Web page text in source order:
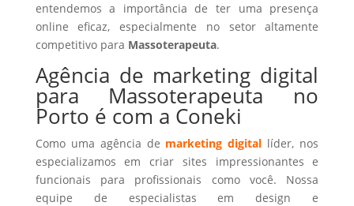
entendemos a importância de ter uma presença
online eficaz, especialmente no setor altamente
competitivo para Massoterapeuta.
Agência de marketing digital
para Massoterapeuta no
Porto é com a Coneki
Como uma agência de marketing digital líder, nos
especializamos em criar sites impressionantes e
funcionais para profissionais como você. Nossa
equipe de especialistas em design e